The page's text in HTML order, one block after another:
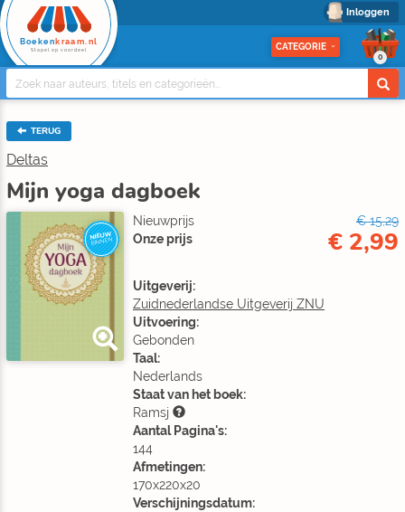
Inloggen
Boeken kraam.nl
Stapel op voordeel CATEGORIE
0
TERUG
Deltas
Mijn yoga dagboek
NIEUW
BINNEN
Nieuwprijs
€ 15,29
Onze prijs
€ 2,99
Uitgeverij:
Zuidnederlandse Uitgeverij ZNU
Uitvoering:
Gebonden
Taal:
Nederlands
Staat van het boek:
Ramsj
Aantal Pagina's:
144
Afmetingen:
170x220x20
Verschijningsdatum: